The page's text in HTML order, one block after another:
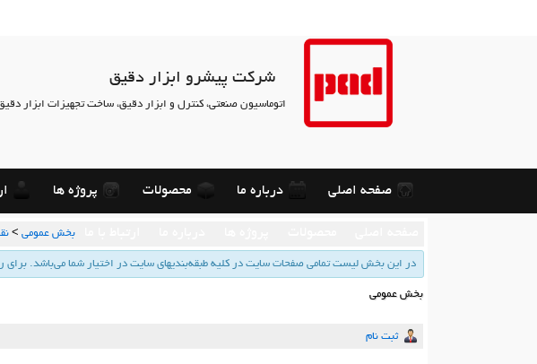
شرکت پیشرو ابزار دقیق
اتوماسیون صنعتی، کنترل و ابزار دقیق، ساخت تجهیزات ابزار
صفحه اصلی درباره ما محصولات پروژه ها
بخش عمومي >
در این بخش لیست تمامی صفحات سایت در كلیه طبقه‌بندیهای سایت در اختیار شما می‌باشد. برای
بخش عمومي
ثبت نام